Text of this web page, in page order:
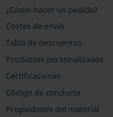
¿Cómo hacer un pedido?
Costes de envío
Tabla de descuentos
Productos personalizados
Certificaciones
Código de conducta
Propiedades del material